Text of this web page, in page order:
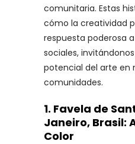
comunitaria. Estas
cómo la creatividad
respuesta poderosa
sociales,
potencial del arte en
comunidades.
1. Favela de
Janeiro, Brasil:
Color